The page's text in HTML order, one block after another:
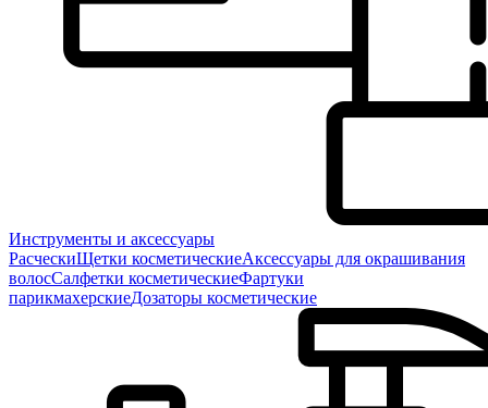
Инструменты и аксессуары
РасческиЩетки косметическиеАксессуары для окрашивания
волосСалфетки косметическиеФартуки
парикмахерскиеДозаторы косметические